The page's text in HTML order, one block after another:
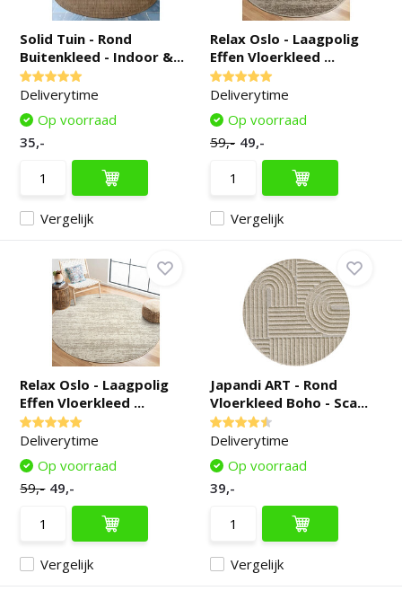
Solid Tuin - Rond
Buitenkleed - Indoor &...
Deliverytime
Vergelijk
Op voorraad
35,-
Relax Oslo - Laagpolig
Effen Vloerkleed ...
Deliverytime
Vergelijk
Op voorraad
59,- 49,-
Relax Oslo - Laagpolig
Effen Vloerkleed ...
Deliverytime
Vergelijk
Op voorraad
59,- 49,-
Japandi ART - Rond
Vloerkleed Boho - Sca...
Deliverytime
Vergelijk
Op voorraad
39,-